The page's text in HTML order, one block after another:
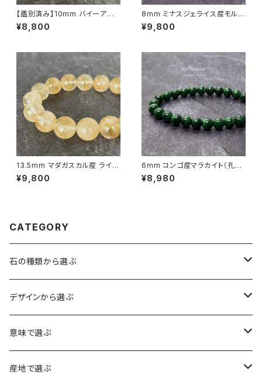
【鑑別済み】10mm バイーア州
産 ゴールデン ルチルクォーツ ブ
レスレット【画像現物・RT02】
¥8,800
8mm ミナスジェライス産モルガ
ナイト（緑柱石）ブレスレット
¥9,800
13.5mm マダガスカル産 ライモ
ナイトインクォーツ ブレスレット
【画像現物】
¥9,800
6mm コンゴ産マラカイト（孔雀
石）ブレスレット
¥8,980
CATEGORY
石の種類から選ぶ
水晶（クォーツ）
アイリスクォーツ（虹入り水晶）
ヒマラヤ水晶
ローズクォーツ（紅水晶）
アメジスト（紫水晶）
デザインから選ぶ
龍彫刻（水晶）
龍彫刻（オニキス）
意味で選ぶ
魔除け・厄除け
産地で選ぶ